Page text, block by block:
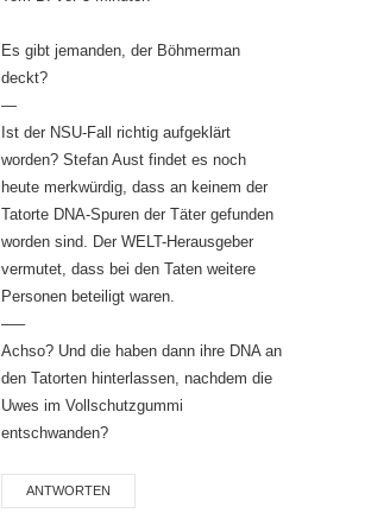
Es gibt jemanden, der Böhmerman
deckt?
—
Ist der NSU-Fall richtig aufgeklärt
worden? Stefan Aust findet es noch
heute merkwürdig, dass an keinem der
Tatorte DNA-Spuren der Täter gefunden
worden sind. Der WELT-Herausgeber
vermutet, dass bei den Taten weitere
Personen beteiligt waren.
—–
Achso? Und die haben dann ihre DNA an
den Tatorten hinterlassen, nachdem die
Uwes im Vollschutzgummi
entschwanden?
ANTWORTEN